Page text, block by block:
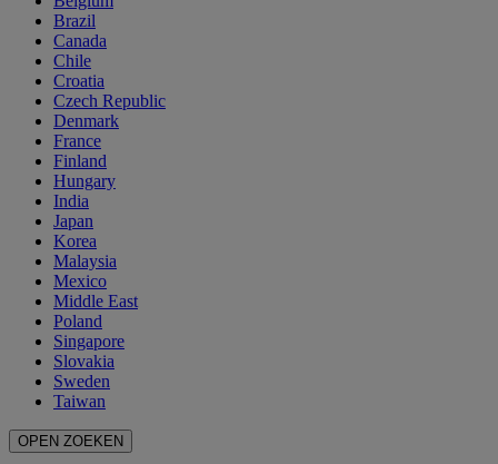
Brazil
Canada
Chile
Croatia
Czech Republic
Denmark
France
Finland
Hungary
India
Japan
Korea
Malaysia
Mexico
Middle East
Poland
Singapore
Slovakia
Sweden
Taiwan
OPEN ZOEKEN